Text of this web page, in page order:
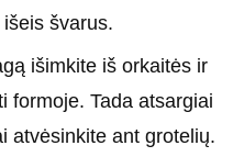
švarus.
išimkite iš orkaitės ir
formoje. Tada atsargiai
atvėsinkite ant grotelių.